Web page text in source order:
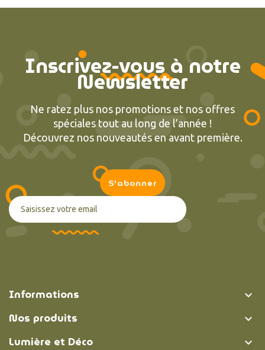
Inscrivez-vous à notre
Newsletter
Ne ratez plus nos promotions et nos offres
spéciales tout au long de l’année !
Découvrez nos nouveautés en avant première.
Informations 
Nos produits 
Lumière et Déco 